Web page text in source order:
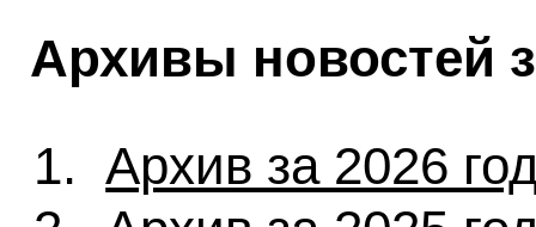
Архивы новостей
Архив за 2026